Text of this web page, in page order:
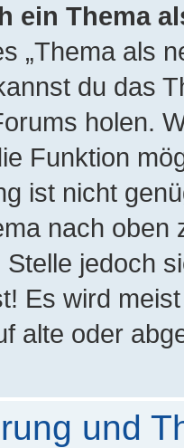
ein Thema
„Thema als
du das
holen.
Funktion
ist nicht
nach oben
jedoch
Es wird
alte oder
und